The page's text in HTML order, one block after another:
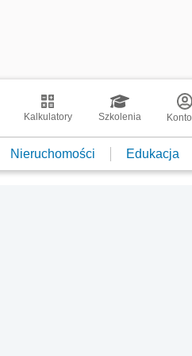
Kalkulatory Szkolenia Konto
Nieruchomości Edukacja